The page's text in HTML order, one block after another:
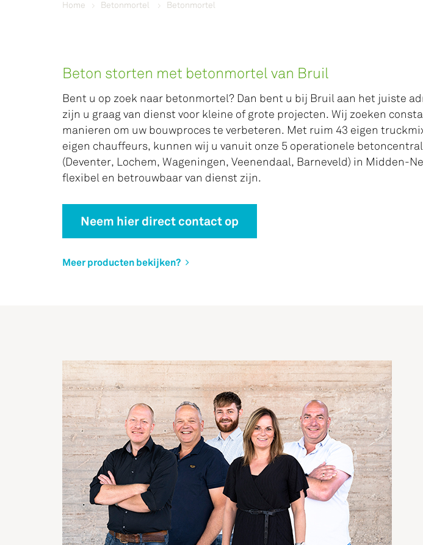
Home Betonmortel Betonmortel
Beton storten met betonmortel van Bruil
Bent u op zoek naar betonmortel? Dan bent u bij Bruil aan het juiste
zijn u graag van dienst voor kleine of grote projecten. Wij zoeken
manieren om uw bouwproces te verbeteren. Met ruim 43 eigen
eigen chauffeurs, kunnen wij u vanuit onze 5 operationele
(Deventer, Lochem, Wageningen, Veenendaal, Barneveld) in Midden-
flexibel en betrouwbaar van dienst zijn.
Neem hier direct contact op
Meer producten bekijken?